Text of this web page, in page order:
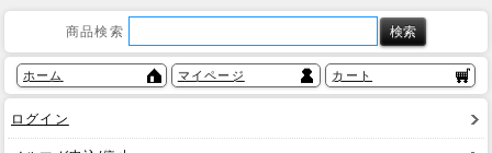
商品検索
ホーム マイページ カート
ログイン